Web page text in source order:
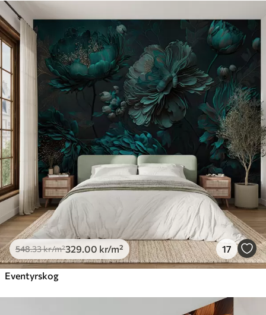
548.33kr/m²329 .00 kr/m² 17
Eventyrskog